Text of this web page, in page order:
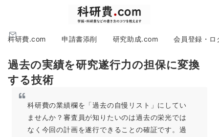
科研費.com 申請書添削 研究助成.com 会員登録・ロ
過去の実績を研究遂行力の担保に変換
する技術
科研費の業績欄を「過去の自慢リスト」にしてい
ませんか？審査員が知りたいのは過去の栄光では
なく今回の計画を遂行できることの確証です。過